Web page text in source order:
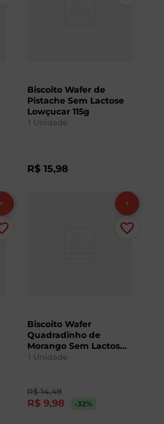
Biscoito Wafer de
Pistache Sem Lactose
Lowçucar 115g
1 Unidade
R$ 15,98
Biscoito Wafer
Quadradinho de
Morango Sem Lactose
Lowçucar 60g
1 Unidade
R$ 14,49
R$ 9,98 -32%